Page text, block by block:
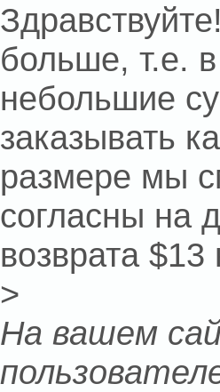
больше, т.е.
небольшие
заказывать
размере мы
согласны на
возврата
>
На вашем